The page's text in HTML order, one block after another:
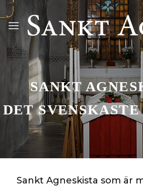
Skip
to
content
SANKT
DET
Sankt Agneskista som är